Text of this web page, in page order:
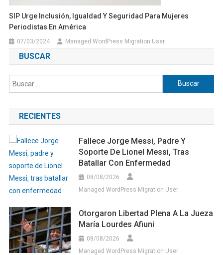
SIP Urge Inclusión, Igualdad Y Seguridad Para Mujeres
Periodistas En América
07/03/2024 Managed WordPress Migration User
BUSCAR
Buscar:
RECIENTES
Fallece Jorge Messi, Padre Y
Soporte De Lionel Messi, Tras
Batallar Con Enfermedad
08/08/2026
Managed WordPress Migration User
Otorgaron Libertad Plena A La Jueza
María Lourdes Afiuni
08/08/2026
Managed WordPress Migration User